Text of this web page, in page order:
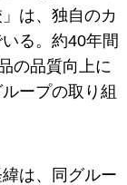
は、独自のカ
る。約40年間
の品質向上に
ープの取り組
は、同グルー